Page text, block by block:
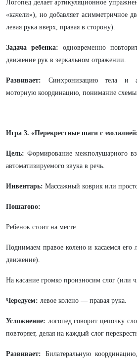
Логопед делает артикуляционное
«качели»), но добавляет асимметричное
левая рука вверх, правая в сторону).
Задача ребенка: одновременно
движение рук в зеркальном отражении.
Развивает: Синхронизацию тела и
моторную координацию, понимание схемы
Игра 3. «Перекрестные шаги с
Цель: Формирование межполушарного
автоматизируемого звука в речь.
Инвентарь: Массажный коврик или
Пошагово:
Ребенок стоит на месте.
Поднимаем правое колено и касаемся его
движение).
На касание громко произносим слог (или
Чередуем: левое колено — правая рука.
Усложнение: логопед говорит цепочку
повторяет, делая на каждый слог
Развивает: Билатеральную